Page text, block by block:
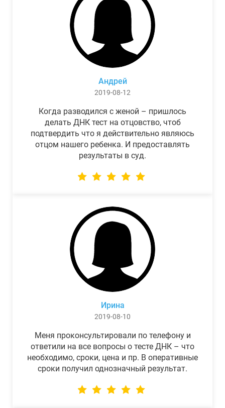
Андрей
2019-08-12
Когда разводился с женой – пришлось
делать ДНК тест на отцовство, чтоб
подтвердить что я действительно являюсь
отцом нашего ребенка. И предоставлять
результаты в суд.
Ирина
2019-08-10
Меня проконсультировали по телефону и
ответили на все вопросы о тесте ДНК – что
необходимо, сроки, цена и пр. В оперативные
сроки получил однозначный результат.